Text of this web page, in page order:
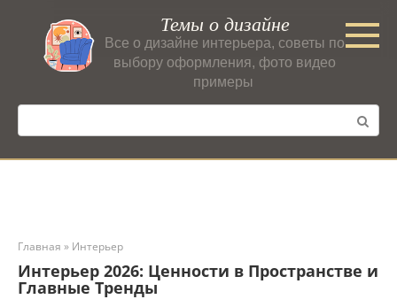
контенту
Темы о дизайне
Все о дизайне интерьера, советы по
выбору оформления, фото видео
примеры
Поиск:
Главная » Интерьер
Интерьер 2026: Ценности в Пространстве и
Главные Тренды